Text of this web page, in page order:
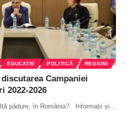
EDUCATIE POLITICĂ REGIUNI
Campaniei
2022-2026
pădure, în România? Informații și…